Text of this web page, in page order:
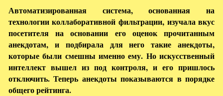
Автоматизированная система, основанная на
технологии коллаборативной фильтрации, изучала вкус
посетителя на основании его оценок прочитанным
анекдотам, и подбирала для него такие анекдоты,
которые были смешны именно ему. Но искусственный
интеллект вышел из под контроля, и его пришлось
отключить. Теперь анекдоты показываются в порядке
общего рейтинга.